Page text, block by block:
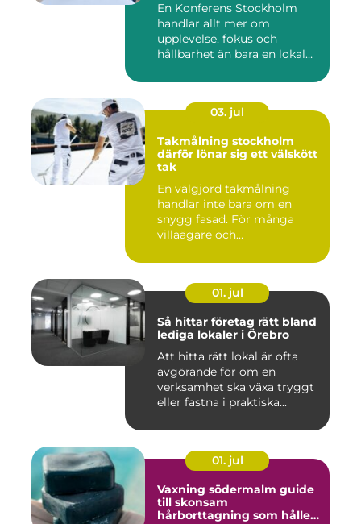
En Konferens Stockholm
handlar allt mer om
upplevelse, fokus och
hållbarhet än bara en lokal
03. jul
Takmålning stockholm
därför lönar sig ett välskött
tak
En välgjord takmålning
handlar inte bara om en
snygg fasad. För många
villaägare och
01. jul
Så hittar företag rätt bland
lediga lokaler i Örebro
Att hitta rätt lokal är ofta
avgörande för om en
verksamhet ska växa tryggt
eller fastna i praktiska...
01. jul
Vaxning södermalm guide
till skonsam
hårborttagning som håller